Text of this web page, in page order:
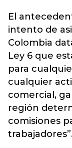
El
intento de
Colombia
Ley 6 que
para
cualquier
comercial,
región
comisiones